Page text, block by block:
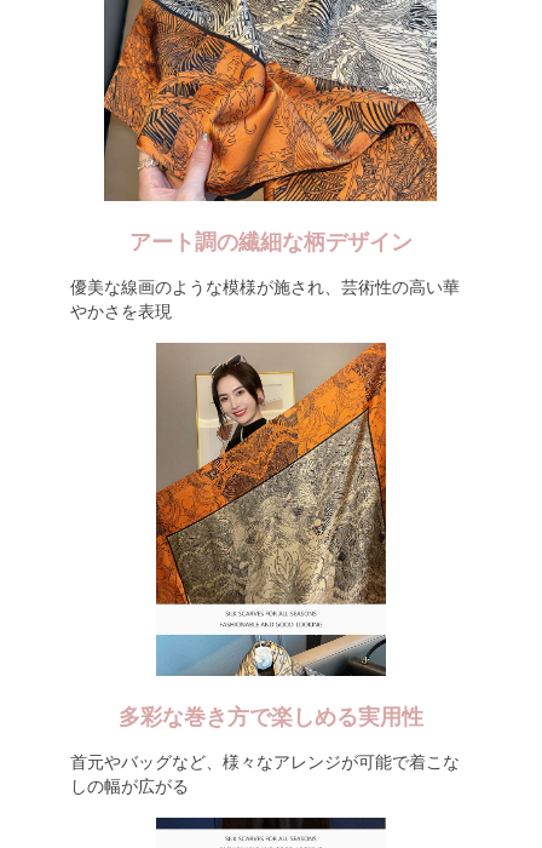
アート調の繊細な柄デザイン
優美な線画のような模様が施され、芸術性の高い華
やかさを表現
多彩な巻き方で楽しめる実用性
首元やバッグなど、様々なアレンジが可能で着こな
しの幅が広がる